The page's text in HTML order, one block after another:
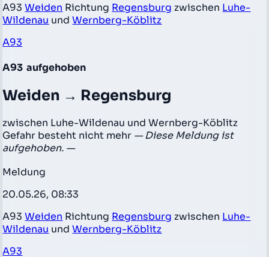
A93Weiden Richtung Regensburg zwischen Luhe-
Wildenau undWernberg-Köblitz
A93
A93 aufgehoben
Weiden → Regensburg
zwischen Luhe-Wildenau und Wernberg-Köblitz
Gefahr besteht nicht mehr — Diese Meldung ist
aufgehoben. —
Meldung
20.05.26, 08:33
A93Weiden Richtung Regensburg zwischen Luhe-
Wildenau undWernberg-Köblitz
A93